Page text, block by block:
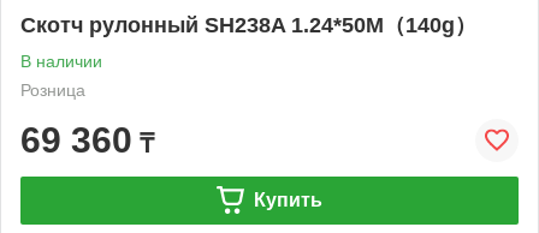
Скотч рулонный SH238A 1.24*50M（140g）
В наличии
Розница
69 360 ₸
Купить